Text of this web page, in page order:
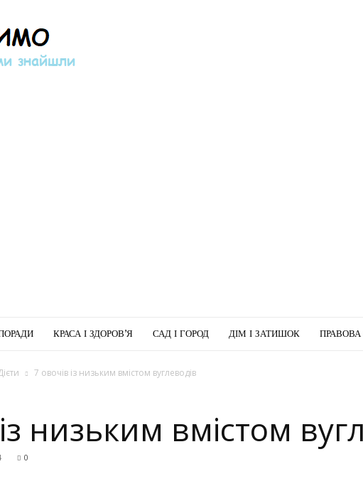
КРАСА І ЗДОРОВ’Я САД І ГОРОД ДІМ І ЗАТИШОК
7 овочів із низьким вмістом вуглеводів
низьким вмістом
0